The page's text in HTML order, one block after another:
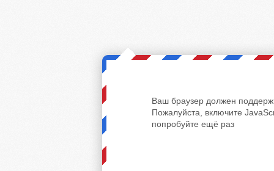
Ваш браузер должен
Пожалуйста, включите
попробуйте ещё раз